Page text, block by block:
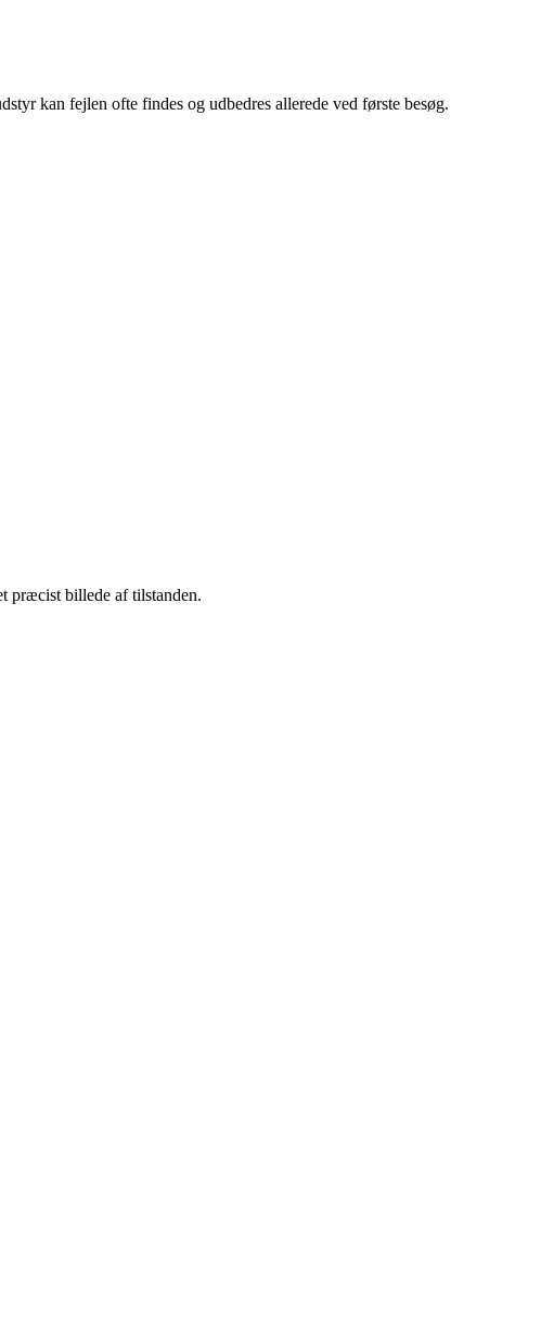
kan fejlen ofte findes og udbedres allerede ved første besøg.
præcist billede af tilstanden.